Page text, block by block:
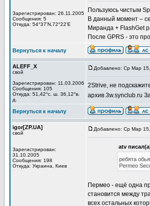
Зарегистрирован: 26.11.2005
Сообщения: 5
Откуда: 54°37'N,72°22'E
Пользуюсь чистым
В данный момент –
Миранда + FlashGet
После GPRS - это
Вернуться к началу
ALEFF_X
свой
Зарегистрирован: 11.03.2006
Сообщения: 105
Откуда: 51,42°с. ш. 36,12°в.
д.
Добавлено: Ср Мар
2Strive, не
архив 3w.synclub.ru
Вернуться к началу
igor[ZP.UA]
свой
Зарегистрирован:
31.10.2005
Сообщения: 198
Откуда: Украина, Киев
Добавлено: Ср Мар
atv
ребята
Permeo
Пермео - ещё одна
становится между
всех остальных